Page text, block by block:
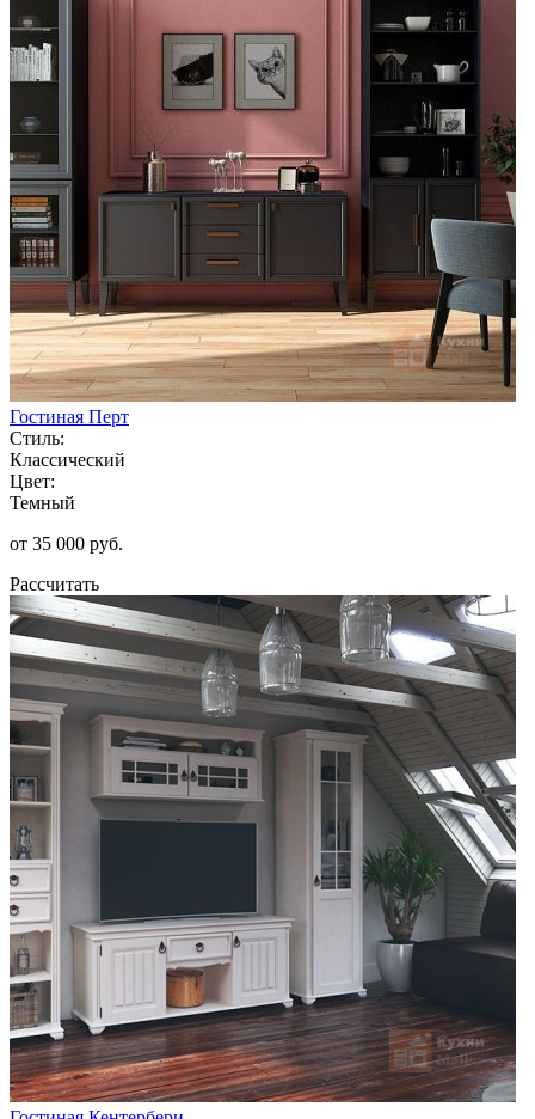
Гостиная Перт
Стиль:
Классический
Цвет:
Темный
от 35 000 руб.
Рассчитать